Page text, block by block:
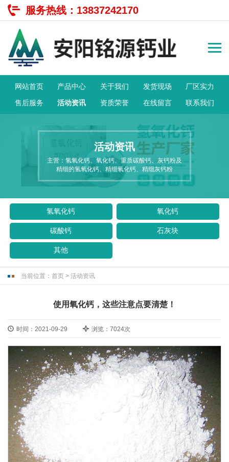
服务热线： 13837242170
网站首页 产品中心 关于我们 发货现场
厂区实力
售后服务
活动资讯 资质荣誉 在线留言 联系我们
活动资讯
主营：氢氧化钙、氧化钙、重质碳酸钙、灰钙粉及
精细的氢氧化钙、精细氧化钙、精细灰钙粉
氢氧化钙 氧化钙
碳酸钙 石灰块
其他
当前位置： 首页 > 活动资讯
使用氧化钙，这些注意点要清楚！
时间：2021-09-29 浏览：7024次